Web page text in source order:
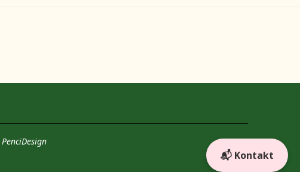
📬 Kontakt
PenciDesign